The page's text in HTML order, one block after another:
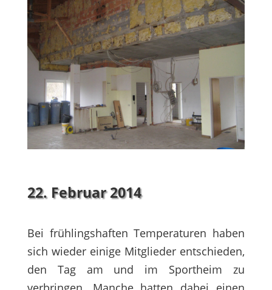
22. Februar 2014
Bei frühlingshaften Temperaturen haben
sich wieder einige Mitglieder entschieden,
den Tag am und im Sportheim zu